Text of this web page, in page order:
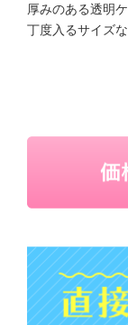
厚みのある透明
丁度入るサイズ